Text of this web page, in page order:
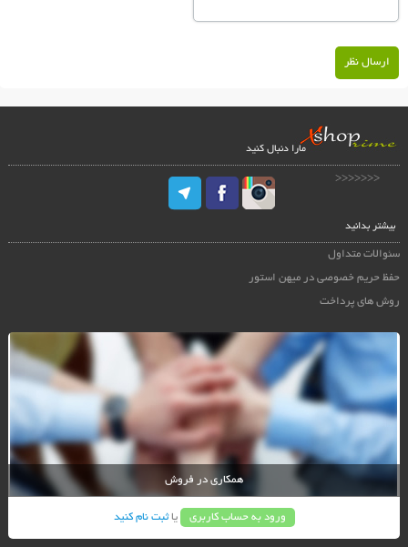
ارسال نظر
<<<<<<<
مارا دنبال کنید
بیشتر بدانید
سئوالات متداول
حفظ حریم خصوصی در میهن استور
روش های پرداخت
همکاری در فروش
ورود به حساب کاربری یاثبت نام کنید